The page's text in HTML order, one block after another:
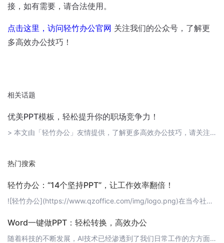
接，如有需要，请合法使用。
点击这里，访问轻竹办公官网 关注我们的公众号，了解更
多高效办公技巧！
相关话题
优美PPT模板，轻松提升你的职场竞争力！
> 本文由「轻竹办公」友情提供，了解更多高效办公技巧，请关注我们的公众号。在职场中，无论是项目汇报、产品演示还是团队沟通，一份精美的PPT都能让你的观点更加深入人心。而「轻竹办公」深知这一点，因此为大家准备了大量优美PPT模板，让您在职场中轻松展现出专业素养。 1. 模板丰富，风格多样「轻竹办公」提供了丰富的PPT模板资源，涵盖各种风格：简约、商务、教育、科技、医疗等，满足您在不同场景下的需求。您
热门搜索
轻竹办公：“14个坚持PPT”，让工作效率翻倍！
![轻竹办公](https://www.qzoffice.com/img/logo.png)在当今社会，PPT已经成为工作汇报、商务演示等场景不可或缺的工具。然而，制作PPT往往需要花费大量的时间和精力。有没有一种方法可以让我们轻松地制作出高质量的PPT呢？答案就是——轻竹办公！轻竹办公是一款通过AI技术自动生成PPT的软件，它可以帮助您快速打造专业、美观的PPT，让您的工作效率翻倍！今天，我们就
Word一键做PPT：轻松转换，高效办公
随着科技的不断发展，AI技术已经渗透到了我们日常工作的方方面面。今天，我要向大家介绍一款神器——轻竹办公，它是一款通过AI技术自动生成PPT的软件，让我们可以轻松地将Word文档转换成PPT，极大地提高了我们的工作效率。 一键转换，省时省力轻竹办公的最大亮点就是一键转换功能。你只需将Word文档导入软件，系统就会自动为你生成对应的PPT，让你告别繁琐的手动操作。无论是报告、课件还是其他文档，轻竹办